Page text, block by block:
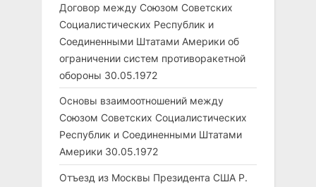
Договор между Союзом Советских
Социалистических Республик и
Соединенными Штатами Америки об
ограничении систем противоракетной
обороны 30.05.1972
Основы взаимоотношений между
Союзом Советских Социалистических
Республик и Соединенными Штатами
Америки 30.05.1972
Отъезд из Москвы Президента США Р.